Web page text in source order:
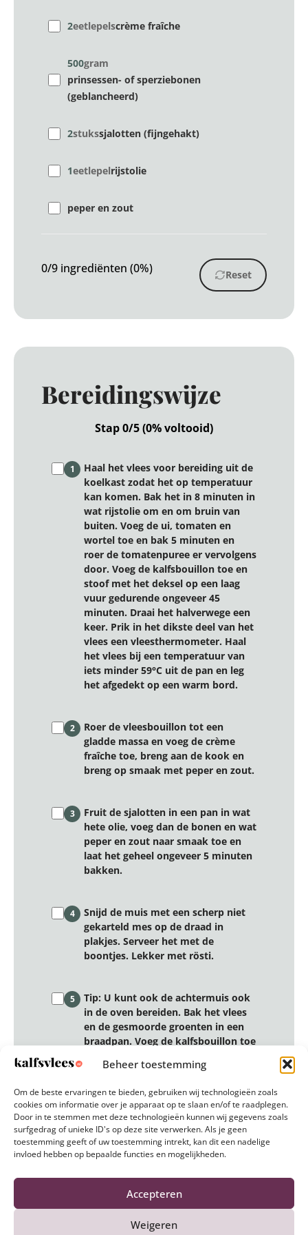
Beheer toestemming
Om de beste ervaringen te bieden, gebruiken wij technologieën zoals
cookies om informatie over je apparaat op te slaan en/of te raadplegen.
Door in te stemmen met deze technologieën kunnen wij gegevens zoals
surfgedrag of unieke ID's op deze site verwerken. Als je geen
toestemming geeft of uw toestemming intrekt, kan dit een nadelige
invloed hebben op bepaalde functies en mogelijkheden.
Accepteren
Weigeren
2eetlepelscrème fraîche
500gram
prinsessen- of sperziebonen
(geblancheerd)
2stukssjalotten (fijngehakt)
1eetlepelrijstolie
peper en zout
0/9 ingrediënten (0%) Reset
Bereidingswijze
Stap 0/5 (0% voltooid)
1
Haal het vlees voor bereiding uit de
koelkast zodat het op temperatuur
kan komen. Bak het in 8 minuten in
wat rijstolie om en om bruin van
buiten. Voeg de ui, tomaten en
wortel toe en bak 5 minuten en
roer de tomatenpuree er vervolgens
door. Voeg de kalfsbouillon toe en
stoof met het deksel op een laag
vuur gedurende ongeveer 45
minuten. Draai het halverwege een
keer. Prik in het dikste deel van het
vlees een vleesthermometer. Haal
het vlees bij een temperatuur van
iets minder 59°C uit de pan en leg
het afgedekt op een warm bord.
2
Roer de vleesbouillon tot een
gladde massa en voeg de crème
fraîche toe, breng aan de kook en
breng op smaak met peper en zout.
3
Fruit de sjalotten in een pan in wat
hete olie, voeg dan de bonen en wat
peper en zout naar smaak toe en
laat het geheel ongeveer 5 minuten
bakken.
4
Snijd de muis met een scherp niet
gekarteld mes op de draad in
plakjes. Serveer het met de
boontjes. Lekker met rösti.
5
Tip: U kunt ook de achtermuis ook
in de oven bereiden. Bak het vlees
en de gesmoorde groenten in een
braadpan. Voeg de kalfsbouillon toe
de voorverwarmde oven en bakt u
180°C. Controleer de temperatuur
met een vleesthermometer.